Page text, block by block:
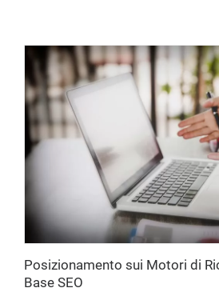
Posizionamento sui Motori di
Base SEO